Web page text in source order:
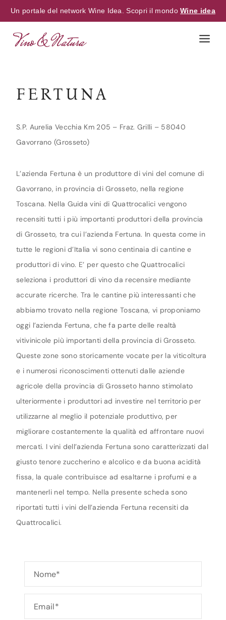
Un portale del network Wine Idea. Scopri il mondoWine idea
FERTUNA
S.P. Aurelia Vecchia Km 205 – Fraz. Grilli – 58040
Gavorrano (Grosseto)
L’azienda Fertuna è un produttore di vini del comune di
Gavorrano, in provincia di Grosseto, nella regione
Toscana. Nella Guida vini di Quattrocalici vengono
recensiti tutti i più importanti produttori della provincia
di Grosseto, tra cui l’azienda Fertuna. In questa come in
tutte le regioni d’Italia vi sono centinaia di cantine e
produttori di vino. E’ per questo che Quattrocalici
seleziona i produttori di vino da recensire mediante
accurate ricerche. Tra le cantine più interessanti che
abbiamo trovato nella regione Toscana, vi proponiamo
oggi l’azienda Fertuna, che fa parte delle realtà
vitivinicole più importanti della provincia di Grosseto.
Queste zone sono storicamente vocate per la viticoltura
e i numerosi riconoscimenti ottenuti dalle aziende
agricole della provincia di Grosseto hanno stimolato
ulteriormente i produttori ad investire nel territorio per
utilizzarne al meglio il potenziale produttivo, per
migliorare costantemente la qualità ed affrontare nuovi
mercati. I vini dell’azienda Fertuna sono caratterizzati dal
giusto tenore zuccherino e alcolico e da buona acidità
fissa, la quale contribuisce ad esaltarne i profumi e a
mantenerli nel tempo. Nella presente scheda sono
riportati tutti i vini dell’azienda Fertuna recensiti da
Quattrocalici.